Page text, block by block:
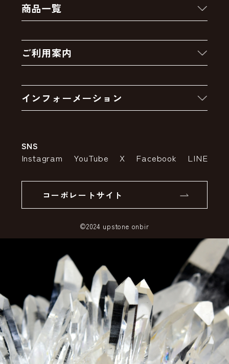
商品一覧
クーポン
卸販売・大量注文
アウトレットセール
ご利用案内
お支払いについて
インフォーメーション
特定商取引法の表示
SSLサーバー証明書とは
SNS
Instagram YouTube X Facebook LINE
コーポレートサイト
©2024 upstone onbir